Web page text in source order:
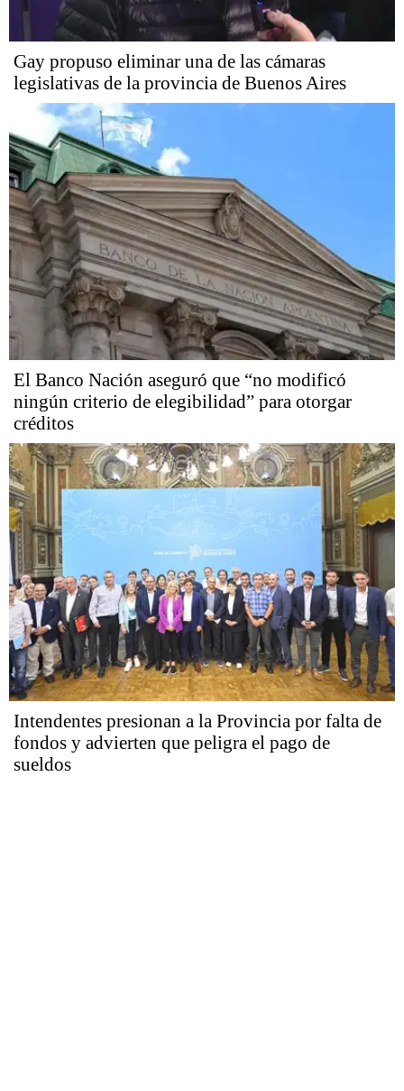
Gay propuso eliminar una de las cámaras
legislativas de la provincia de Buenos Aires
El Banco Nación aseguró que “no modificó
ningún criterio de elegibilidad” para otorgar
créditos
Intendentes presionan a la Provincia por falta de
fondos y advierten que peligra el pago de
sueldos